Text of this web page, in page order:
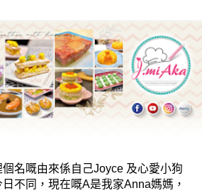
個名嘅由來係自己Joyce 及心愛小狗
不同，現在嘅A是我家Anna媽媽，